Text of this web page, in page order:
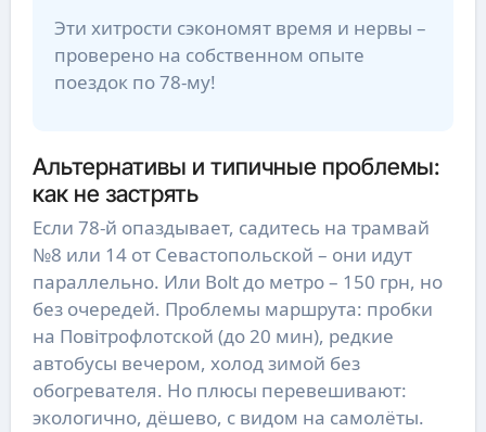
Эти хитрости сэкономят время и нервы –
проверено на собственном опыте
поездок по 78-му!
Альтернативы и типичные проблемы:
как не застрять
Если 78-й опаздывает, садитесь на трамвай
№8 или 14 от Севастопольской – они идут
параллельно. Или Bolt до метро – 150 грн, но
без очередей. Проблемы маршрута: пробки
на Повітрофлотской (до 20 мин), редкие
автобусы вечером, холод зимой без
обогревателя. Но плюсы перевешивают:
экологично, дёшево, с видом на самолёты.